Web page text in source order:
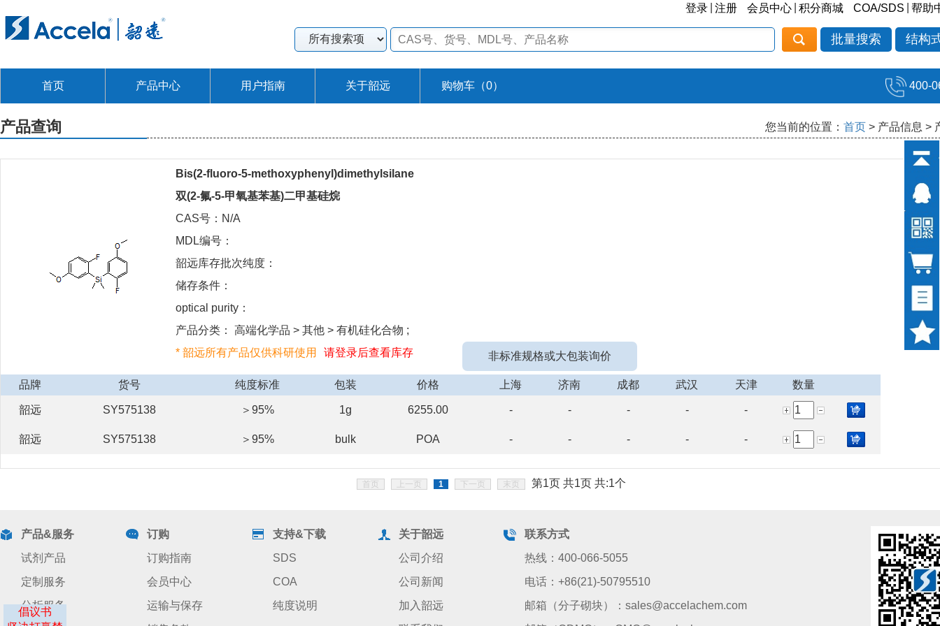
登录 注册 会员中心 积分商城 COA/SDS 帮助
批量搜索 结构
首页 产品中心 用户指南 关于韶远 购物车（0） 400-
倡议书
产品查询 您当前的位置： 首页 > 产品信息 >
Bis(2-fluoro-5-methoxyphenyl)dimethylsilane
双(2-氟-5-甲氧基苯基)二甲基硅烷
CAS号：N/A
MDL编号：
韶远库存批次纯度：
储存条件：
optical purity：
产品分类： 高端化学品 > 其他 > 有机硅化合物 ;
* 韶远所有产品仅供科研使用
请登录后查看库存 非标准规格或大包装询价
品牌 货号 纯度标准 包装 价格 上海 济南 成都 武汉 天津 数量
韶远 SY575138 ＞95% 1g 6255.00 - - - - -
韶远 SY575138 ＞95% bulk POA - - - - -
首页 上一页 1 下一页 末页 第1页 共1页 共:1个
产品&服务
试剂产品
定制服务
分析服务
订购
订购指南
会员中心
运输与保存
支持&下载
SDS
COA
纯度说明
关于韶远
公司介绍
公司新闻
加入韶远
联系方式
热线：400-066-5055
电话：+86(21)-50795510
邮箱（分子砌块）：sales@accelachem.com